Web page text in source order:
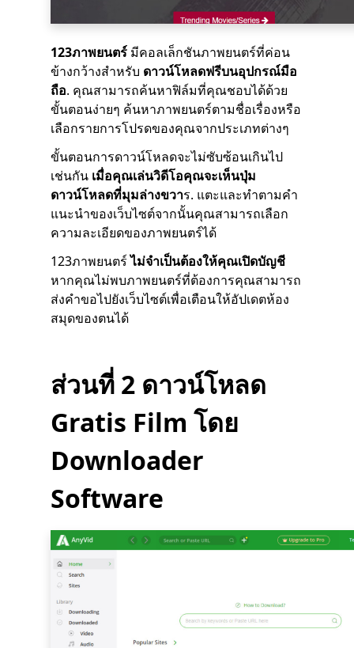
123ภาพยนตร์ มีคอลเล็กชันภาพยนตร์ที่ค่อน
ข้างกว้างสำหรับ ดาวน์โหลดฟรีบนอุปกรณ์มือ
ถือ. คุณสามารถค้นหาฟิล์มที่คุณชอบได้ด้วย
ขั้นตอนง่ายๆ ค้นหาภาพยนตร์ตามชื่อเรื่องหรือ
เลือกรายการโปรดของคุณจากประเภทต่างๆ
ขั้นตอนการดาวน์โหลดจะไม่ซับซ้อนเกินไป
เช่นกัน เมื่อคุณเล่นวิดีโอคุณจะเห็นปุ่ม
ดาวน์โหลดที่มุมล่างขวาร. แตะและทำตามคำ
แนะนำของเว็บไซต์จากนั้นคุณสามารถเลือก
ความละเอียดของภาพยนตร์ได้
123ภาพยนตร์ไม่จำเป็นต้องให้คุณเปิดบัญชี
หากคุณไม่พบภาพยนตร์ที่ต้องการคุณสามารถ
ส่งคำขอไปยังเว็บไซต์เพื่อเตือนให้อัปเดตห้อง
สมุดของตนได้
ส่วนที่ 2 ดาวน์โหลด
Gratis Film โดย
Downloader
Software